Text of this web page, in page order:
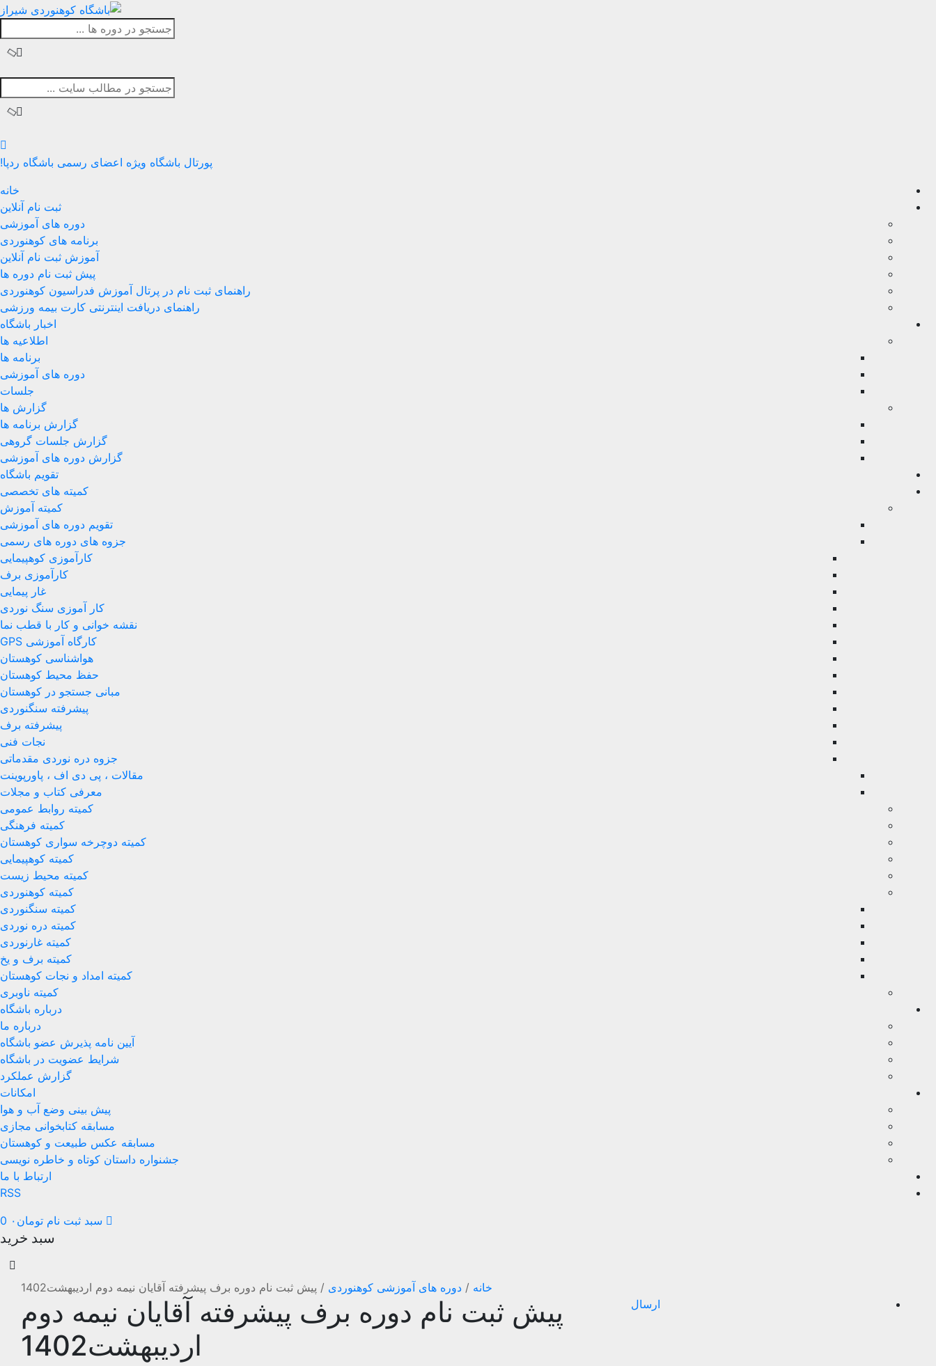
پورتال باشگاه ویژه اعضای رسمی باشگاه ردپا!
خانه
ثبت نام آنلاین
دوره های آموزشی
برنامه های کوهنوردی
آموزش ثبت نام آنلاین
پیش ثبت نام دوره ها
راهنمای ثبت نام در پرتال آموزش فدراسیون کوهنوردی
راهنمای دریافت اینترنتی کارت بیمه ورزشی
اخبار باشگاه
اطلاعیه ها
برنامه ها
دوره های آموزشی
جلسات
گزارش ها
گزارش برنامه ها
گزارش جلسات گروهی
گزارش دوره های آموزشی
تقویم باشگاه
کمیته های تخصصی
کمیته آموزش
تقویم دوره های آموزشی
جزوه های دوره های رسمی
کارآموزی کوهپیمایی
کارآموزی برف
غار پیمایی
کار آموزی سنگ نوردی
نقشه خوانی و کار با قطب نما
کارگاه آموزشی GPS
هواشناسی کوهستان
حفظ محیط کوهستان
مبانی جستجو در کوهستان
پیشرفته سنگنوردی
پیشرفته برف
نجات فنی
جزوه دره نوردی مقدماتی
مقالات ، پی دی اف ، پاورپوینت
معرفی کتاب و مجلات
کمیته روابط عمومی
کمیته فرهنگی
کمیته دوچرخه سواری کوهستان
کمیته کوهپیمایی
کمیته محیط زیست
کمیته کوهنوردی
کمیته سنگنوردی
کمیته دره نوردی
کمیته غارنوردی
کمیته برف و یخ
کمیته امداد و نجات کوهستان
کمیته ناوبری
درباره باشگاه
درباره ما
آیین نامه پذیرش عضو باشگاه
شرایط عضویت در باشگاه
گزارش عملکرد
امکانات
پیش بینی وضع آب و هوا
مسابقه کتابخوانی مجازی
مسابقه عکس طبیعت و کوهستان
جشنواره داستان کوتاه و خاطره نویسی
ارتباط با ما
RSS
سبد ثبت نام تومان ۰ 0
سبد خرید
خانه /دوره های آموزشی کوهنوردی / پیش ثبت نام دوره برف پیشرفته آقایان نیمه دوم اردیبهشت1402
ارسال
پیش ثبت نام دوره برف پیشرفته آقایان نیمه دوم
اردیبهشت1402